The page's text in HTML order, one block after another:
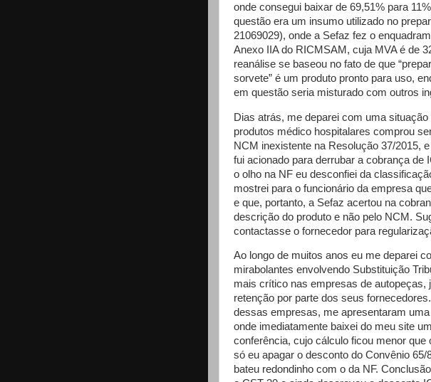
onde consegui baixar de 69,51% para
questão era um insumo utilizado no
21069029), onde a Sefaz fez o
Anexo IIA do RICMSAM, cuja MVA é de
reanálise se baseou no fato de que
sorvete” é um produto pronto para uso,
em questão seria misturado com outros
Dias atrás, me deparei com uma
produtos médico hospitalares comprou
NCM inexistente na Resolução 37/2015,
fui acionado para derrubar a cobrança de
o olho na NF eu desconfiei da
mostrei para o funcionário da empresa
e que, portanto, a Sefaz acertou na
descrição do produto e não pelo NCM.
contactasse o fornecedor para
Ao longo de muitos anos eu me deparei
mirabolantes envolvendo Substituição
mais crítico nas empresas de autopeças,
retenção por parte dos seus
dessas empresas, me apresentaram
onde imediatamente baixei do meu site
conferência, cujo cálculo ficou menor que
só eu apagar o desconto do Convênio 65/
bateu redondinho com o da NF.